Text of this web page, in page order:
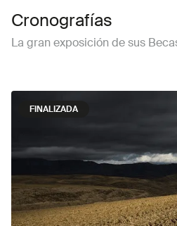
Cronografías
La gran exposición de sus
FINALIZADA